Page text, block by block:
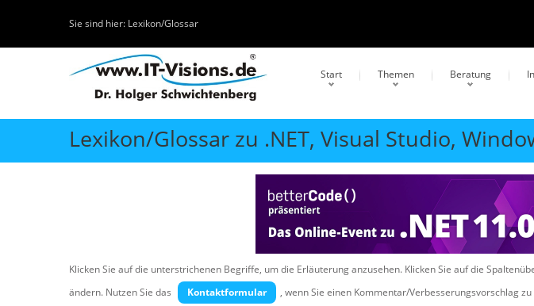
Sie sind hier: Lexikon/Glossar
Start Themen Beratung
Lexikon/Glossar zu .NET, Visual Studio,
Klicken Sie auf die unterstrichenen Begriffe, um die Erläuterung anzusehen. Klicken Sie auf die
ändern. Nutzen Sie das
Kontaktformular
, wenn Sie einen Kommentar/Verbesserungsvorschlag